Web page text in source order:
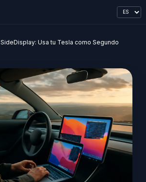
SideDisplay: Usa tu Tesla como Segundo